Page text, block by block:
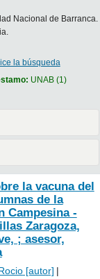
Nacional de Barranca.
la búsqueda
UNAB(1)
la vacuna del
de la
Campesina -
Zaragoza,
; asesor,
[autor]